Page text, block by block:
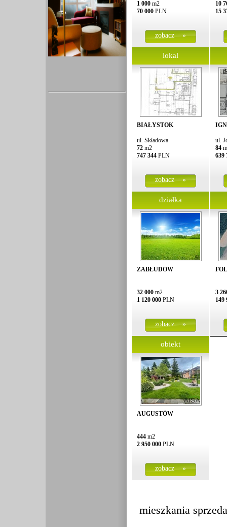
1 000 m2
70 000 PLN
zobacz »
10
15
lokal
BIAŁYSTOK
ul. Składowa
72 m2
747 344 PLN
zobacz »
ul.
84
639
działka
ZABŁUDÓW
32 000 m2
1 120 000 PLN
zobacz »
3
149
obiekt
AUGUSTÓW
444 m2
2 950 000 PLN
zobacz »
mieszkania